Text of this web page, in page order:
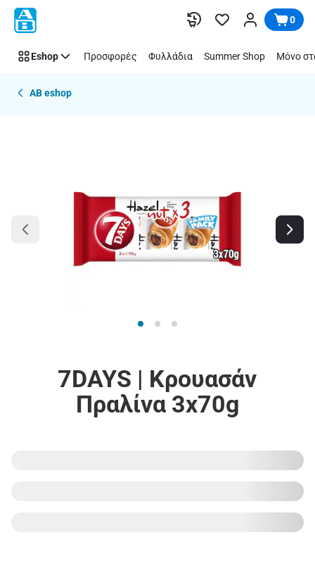
Παράλειψη 0
Eshop Προσφορές Φυλλάδια Summer Shop Μόνο
AB eshop
7DAYS | Κρουασάν
Πραλίνα 3x70g